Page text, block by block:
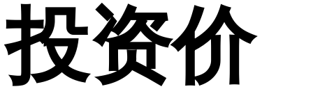
投资价